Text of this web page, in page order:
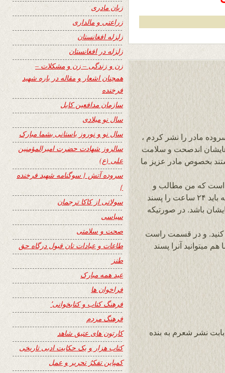
مادر را نشر کردم ،
هایشان اندصحت و سلامت
بخصوص مادر عزیز ما
است که من مطالب و
دوستی آنعده عزیزانی را نشر و قبول میکنم که باید ۲۴ ساعت را پسند
باشد. در صورتیکه
و در قسمت راست
و شما هم میتوانید آنرا پسند
نشر شعرم به بنده
زبان مادری
زراعتی و مالداری
زلزله افغانستان
زلزله در افغانستان
زن و زندگی – زن و مشکلات –
همچنان اشعار و مقاله در باره شهید
فرخنده
سازمان مدافعین کابل
سال نو میلادی
سال نو و نوروز باستانی بشما مبارک
سالروز شهادت حضرت امیرالمؤمنین
علی (ع)
سروده آتش { سوگنامه شهید فرخنده
}
سولاتی از کاکا ترجمان
سیاسی
صحت و سلامتی
طاعات و عبادات تان قبول درگاه حق
طنز
عید همه مبارک
فراخوان ها
فرهنگ کتاب و کتابخوانی٬
فرهنگ مردم
کارتون های عتیق شاهد
کتاب هزار و یک حکایت ادبی تاریخی
کمپاین تفکرُ تحریر و عمل